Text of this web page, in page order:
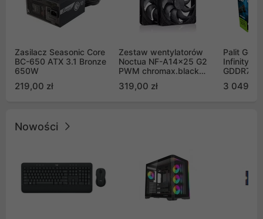
Zasilacz Seasonic Core
BC-650 ATX 3.1 Bronze
650W
219,00 zł
Zestaw wentylatorów
Noctua NF-A14x25 G2
PWM chromax.black
Push Pull (2szt)
319,00 zł
Palit
Infinity 3
GDDR7
GB2050S)
3 049,00
Nowości